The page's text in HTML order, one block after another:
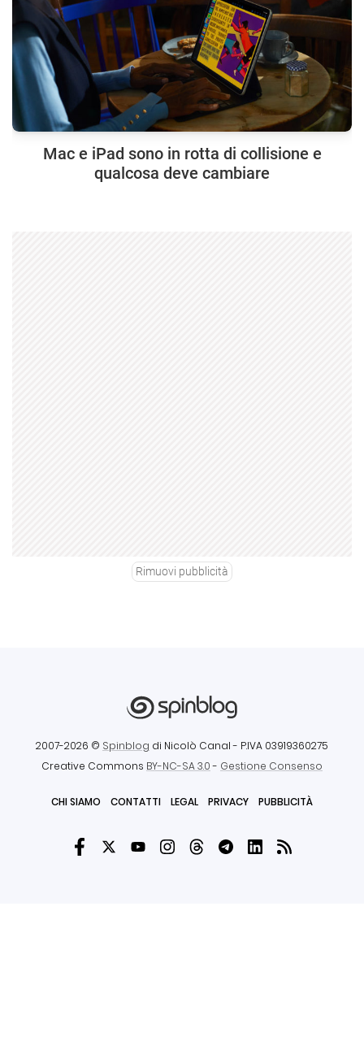
Mac e iPad sono in rotta di collisione e
qualcosa deve cambiare
Rimuovi pubblicità
2007-2026 © Spinblog di Nicolò Canal - P.IVA 03919360275
Creative Commons BY-NC-SA 3.0- Gestione Consenso
CHI SIAMO CONTATTI LEGAL PRIVACY PUBBLICITÀ